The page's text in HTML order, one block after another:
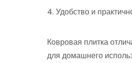
4. Удобство и
Ковровая плитка
для домашнего